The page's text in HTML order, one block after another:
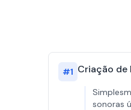
#1 Criação de
sonoras